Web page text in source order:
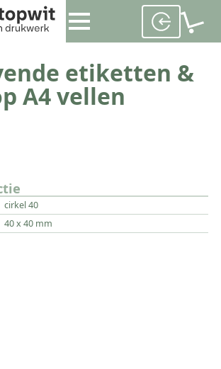
etiketten &
A4 vellen
cirkel 40
40 x 40 mm